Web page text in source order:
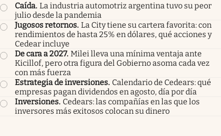
Caída. La industria automotriz argentina tuvo su peor
julio desde la pandemia
Jugosos retornos. La City tiene su cartera favorita: con
rendimientos de hasta 25% en dólares, qué acciones y
Cedear incluye
De cara a 2027. Milei lleva una mínima ventaja ante
Kicillof, pero otra figura del Gobierno asoma cada vez
con más fuerza
Estrategia de inversiones. Calendario de Cedears: qué
empresas pagan dividendos en agosto, día por día
Inversiones. Cedears: las compañías en las que los
inversores más exitosos colocan su dinero